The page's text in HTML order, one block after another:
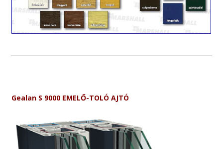
Gealan S 9000 EMELŐ-TOLÓ AJTÓ